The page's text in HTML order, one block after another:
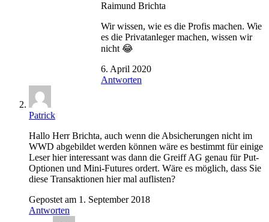
Raimund Brichta
Wir wissen, wie es die Profis machen. Wie
es die Privatanleger machen, wissen wir
nicht 😂
6. April 2020
Antworten
Patrick
Hallo Herr Brichta, auch wenn die Absicherungen nicht im
WWD abgebildet werden können wäre es bestimmt für einige
Leser hier interessant was dann die Greiff AG genau für Put-
Optionen und Mini-Futures ordert. Wäre es möglich, dass Sie
diese Transaktionen hier mal auflisten?
Gepostet am 1. September 2018
Antworten